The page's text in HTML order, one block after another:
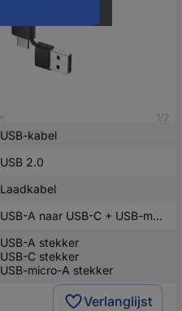
1/2
USB-kabel
USB 2.0
Laadkabel
USB-A naar USB-C + USB-micro-B
USB-A stekker
USB-C stekker
USB-micro-A stekker
Verlanglijst